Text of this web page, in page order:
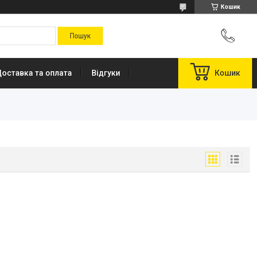
Кошик
та оплата Відгуки Кошик